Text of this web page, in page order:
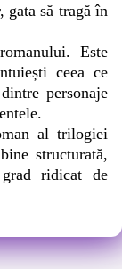
gata să tragă în
Este
ceea ce
personaje
al trilogiei
structurată,
ridicat de